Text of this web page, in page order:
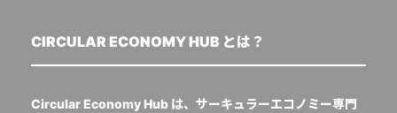
CIRCULAR ECONOMY HUB とは？
Circular Economy Hub は、サーキュラーエコノミー専門